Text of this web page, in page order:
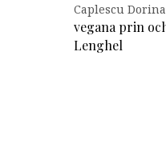
Caplescu Dorina
vegana prin
Lenghel